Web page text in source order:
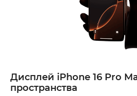
Дисплей iPhone 16 Pro
пространства